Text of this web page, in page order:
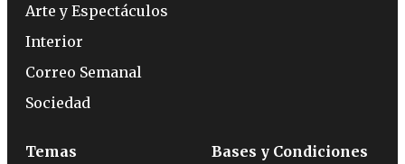
Arte y Espectáculos
Interior
Correo Semanal
Sociedad
Temas
Bases y Condiciones